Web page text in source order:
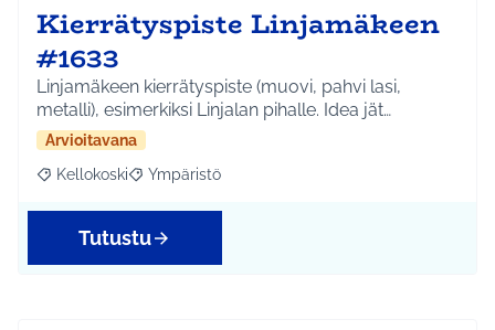
Kierrätyspiste Linjamäkeen
#1633
Linjamäkeen kierrätyspiste (muovi, pahvi lasi,
metalli), esimerkiksi Linjalan pihalle. Idea jät…
Arvioitavana
Rajaa tulokset aihepiirin mukaan: Kellokoski
Kellokoski Rajaa tulokset teeman mukaan: Ympäristö
Ympäristö
Tutustu